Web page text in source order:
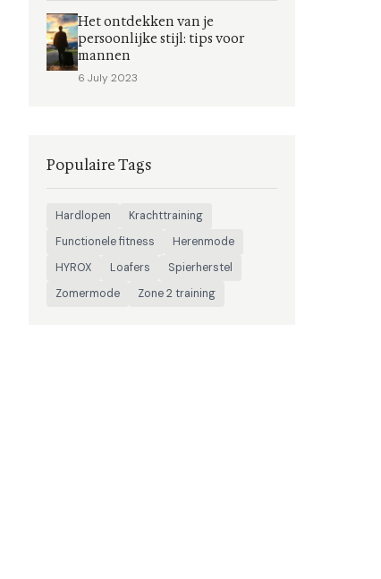
Het ontdekken van je
persoonlijke stijl: tips voor
mannen
6 July 2023
Populaire Tags
Hardlopen
Krachttraining
Functionele fitness
Herenmode
HYROX
Loafers
Spierherstel
Zomermode
Zone 2 training